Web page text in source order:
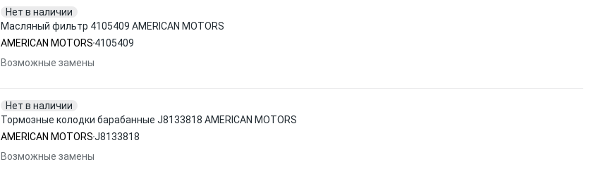
Нет в наличии
Масляный фильтр 4105409 AMERICAN MOTORS
AMERICAN MOTORS 4105409
Возможные замены
Нет в наличии
Тормозные колодки барабанные J8133818 AMERICAN MOTORS
AMERICAN MOTORSJ8133818
Возможные замены